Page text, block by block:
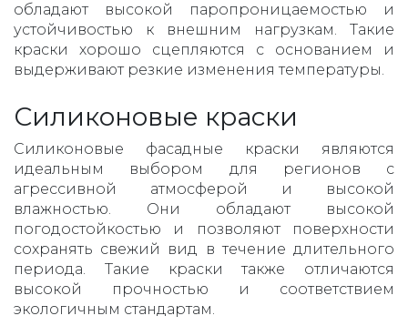
обладают высокой паропроницаемостью и
устойчивостью к внешним нагрузкам. Такие
краски хорошо сцепляются с основанием и
выдерживают резкие изменения температуры.
Силиконовые краски
Силиконовые фасадные краски являются
идеальным выбором для регионов с
агрессивной атмосферой и высокой
влажностью. Они обладают высокой
погодостойкостью и позволяют поверхности
сохранять свежий вид в течение длительного
периода. Такие краски также отличаются
высокой прочностью и соответствием
экологичным стандартам.